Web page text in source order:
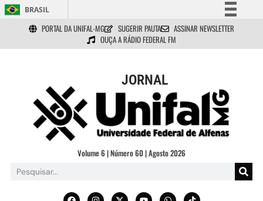
BRASIL
Simplifique!
Comunica BR
Acesso à informação
Legislação
Canais
PORTAL DA UNIFAL-MG SUGERIR PAUTA
ASSINAR NEWSLETTER
OUÇA A RÁDIO FEDERAL FM
JORNAL
Volume 6 | Número 60 | Agosto 2026